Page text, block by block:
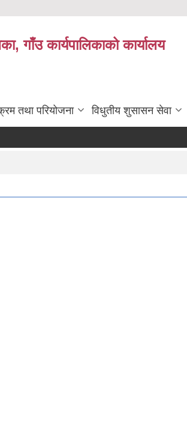
गाँउ कार्यपालिकाको कार्यालय
तथा परियोजना विधुतीय शुसासन सेवा